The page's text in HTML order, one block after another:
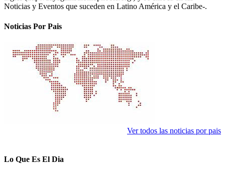
Noticias y Eventos que suceden en Latino América y el Caribe-.
Noticias Por Pais
Ver todos las noticias por pais
Lo Que Es El Dia